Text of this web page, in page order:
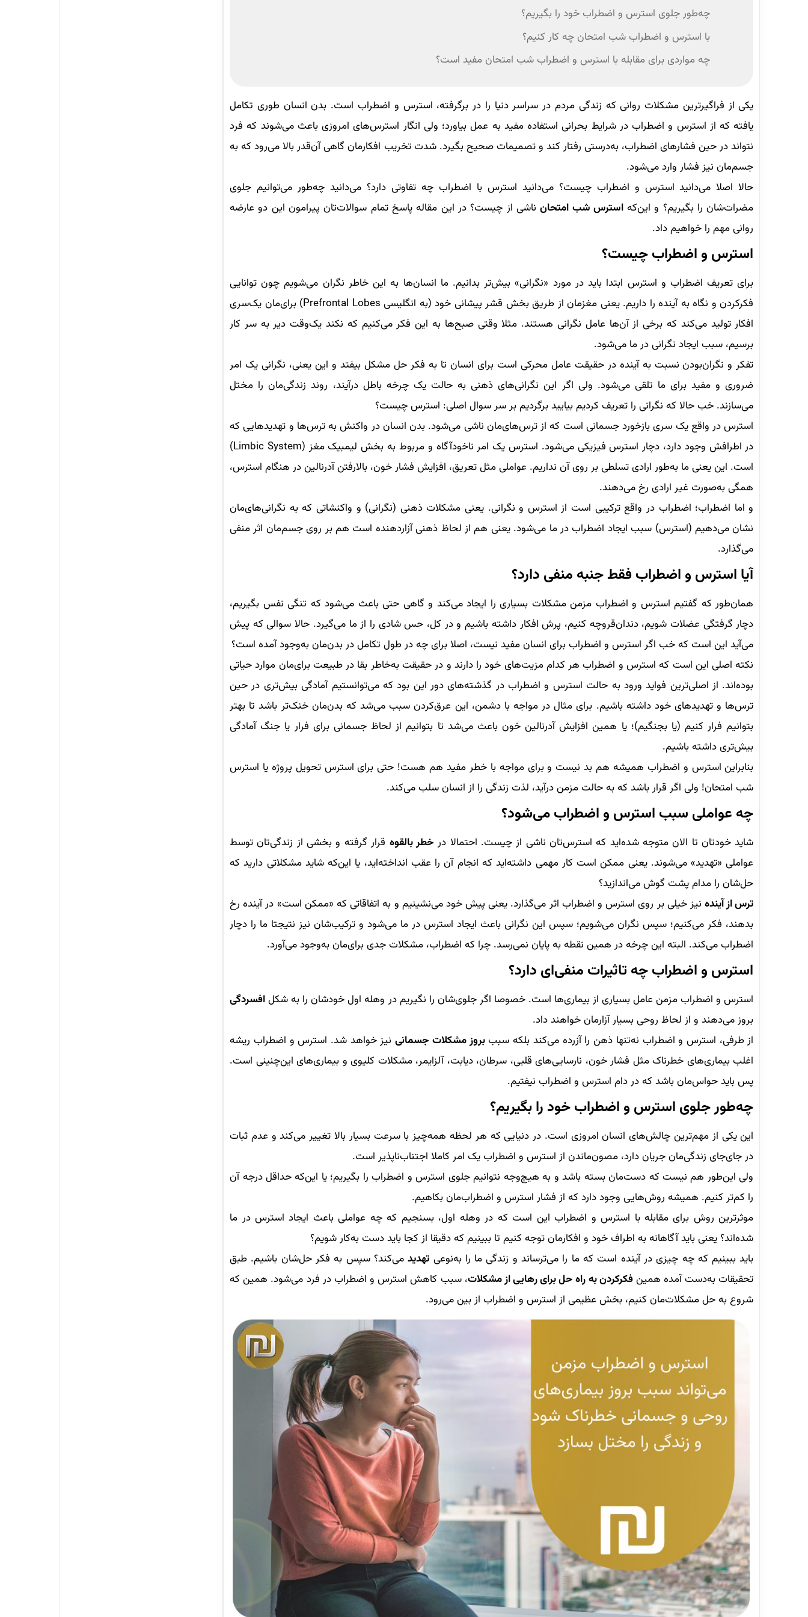
چه‌طور جلوی استرس و اضطراب خود را بگیریم؟
با استرس و اضطراب شب امتحان چه کار کنیم؟
چه مواردی برای مقابله با استرس و اضطراب شب امتحان مفید است؟
یکی از فراگیرترین مشکلات روانی که زندگی مردم در سراسر دنیا را در برگرفته، استرس و اضطراب است. بدن انسان طوری تکامل
یافته که از استرس و اضطراب در شرایط بحرانی استفاده مفید به عمل بیاورد؛ ولی انگار استرس‌های امروزی باعث می‌شوند که فرد
نتواند در حین فشارهای اضطراب، به‌درستی رفتار کند و تصمیمات صحیح بگیرد. شدت تخریب افکارمان گاهی آن‌قدر بالا می‌رود که به
جسم‌مان نیز فشار وارد می‌شود.
حالا اصلا می‌دانید استرس و اضطراب چیست؟ می‌دانید استرس با اضطراب چه تفاوتی دارد؟ می‌دانید چه‌طور می‌توانیم جلوی
مضرات‌شان را بگیریم؟ و این‌کهاسترس شب امتحانناشی از چیست؟ در این مقاله پاسخ تمام سوالات‌تان پیرامون این دو عارضه
روانی مهم را خواهیم داد.
استرس و اضطراب چیست؟
برای تعریف اضطراب و استرس ابتدا باید در مورد «نگرانی» بیش‌تر بدانیم. ما انسان‌ها به این خاطر نگران می‌شویم چون توانایی
فکرکردن و نگاه به آینده را داریم. یعنی مغزمان از طریق بخش قشر پیشانی خود (به انگلیسی Prefrontal Lobes) برای‌مان یک‌سری
افکار تولید می‌کند که برخی از آن‌ها عامل نگرانی هستند. مثلا وقتی صبح‌ها به این فکر می‌کنیم که نکند یک‌وقت دیر به سر کار
برسیم، سبب ایجاد نگرانی در ما می‌شود.
تفکر و نگران‌بودن نسبت به آینده در حقیقت عامل محرکی است برای انسان تا به فکر حل مشکل بیفتد و این یعنی، نگرانی یک امر
ضروری و مفید برای ما تلقی می‌شود. ولی اگر این نگرانی‌های ذهنی به حالت یک چرخه باطل درآیند، روند زندگی‌مان را مختل
می‌سازند. خب حالا که نگرانی را تعریف کردیم بیایید برگردیم بر سر سوال اصلی: استرس چیست؟
استرس در واقع یک سری بازخورد جسمانی است که از ترس‌های‌مان ناشی می‌شود. بدن انسان در واکنش به ترس‌ها و تهدیدهایی که
در اطرافش وجود دارد، دچار استرس فیزیکی می‌شود. استرس یک امر ناخودآگاه و مربوط به بخش لیمبیک مغز (Limbic System)
است. این یعنی ما به‌طور ارادی تسلطی بر روی آن نداریم. عواملی مثل تعریق، افزایش فشار خون، بالارفتن آدرنالین در هنگام استرس،
همگی به‌صورت غیر ارادی رخ می‌دهند.
و اما اضطراب؛ اضطراب در واقع ترکیبی است از استرس و نگرانی. یعنی مشکلات ذهنی (نگرانی) و واکنشاتی که به نگرانی‌های‌مان
نشان می‌دهیم (استرس) سبب ایجاد اضطراب در ما می‌شود. یعنی هم از لحاظ ذهنی آزاردهنده است هم بر روی جسم‌مان اثر منفی
می‌گذارد.
آیا استرس و اضطراب فقط جنبه منفی دارد؟
همان‌طور که گفتیم استرس و اضطراب مزمن مشکلات بسیاری را ایجاد می‌کند و گاهی حتی باعث می‌شود که تنگی نفس بگیریم،
دچار گرفتگی عضلات شویم، دندان‌قروچه کنیم، پرش افکار داشته باشیم و در کل، حس شادی را از ما می‌گیرد. حالا سوالی که پیش
می‌آید این است که خب اگر استرس و اضطراب برای‌ انسان مفید نیست، اصلا برای چه در طول تکامل در بدن‌مان به‌وجود آمده است؟
نکته اصلی این است که استرس و اضطراب هر کدام مزیت‌های خود را دارند و در حقیقت به‌خاطر بقا در طبیعت برای‌مان موارد حیاتی
بوده‌اند. از اصلی‌ترین فواید ورود به حالت استرس و اضطراب در گذشته‌های دور این بود که می‌توانستیم آمادگی بیش‌تری در حین
ترس‌ها و تهدیدهای خود داشته باشیم. برای مثال در مواجه با دشمن، این عرق‌کردن سبب می‌شد که بدن‌مان خنک‌تر باشد تا بهتر
بتوانیم فرار کنیم (یا بجنگیم)؛ یا همین افزایش آدرنالین خون باعث می‌شد تا بتوانیم از لحاظ جسمانی برای فرار یا جنگ آمادگی
بیش‌تری داشته باشیم.
بنابراین استرس و اضطراب همیشه هم بد نیست و برای مواجه با خطر مفید هم هست! حتی برای استرس تحویل پروژه یا استرس
شب امتحان! ولی اگر قرار باشد که به حالت مزمن درآید، لذت زندگی را از انسان سلب می‌کند.
چه عواملی سبب استرس و اضطراب می‌شود؟
شاید خودتان تا الان متوجه شده‌اید که استرس‌تان ناشی از چیست. احتمالا در خطر بالقوه قرار گرفته و بخشی از زندگی‌تان توسط
عواملی «تهدید» می‌شوند. یعنی ممکن است کار مهمی داشته‌اید که انجام آن را عقب انداخته‌اید، یا این‌که شاید مشکلاتی دارید که
حل‌شان را مدام پشت گوش می‌اندازید؟
ترس از آیندهنیز خیلی بر روی استرس و اضطراب اثر می‌گذارد. یعنی پیش خود می‌نشینیم و به اتفاقاتی که «ممکن است» در آینده رخ
بدهند، فکر می‌کنیم؛ سپس نگران می‌شویم؛ سپس این نگرانی باعث ایجاد استرس در ما می‌شود و ترکیب‌شان نیز نتیجتا ما را دچار
اضطراب می‌کند. البته این چرخه در همین نقطه به پایان نمی‌رسد. چرا که اضطراب، مشکلات جدی برای‌مان به‌وجود می‌آورد.
استرس و اضطراب چه تاثیرات منفی‌ای دارد؟
استرس و اضطراب مزمن عامل بسیاری از بیماری‌ها است. خصوصا اگر جلوی‌شان را نگیریم در وهله اول خودشان را به شکلافسردگی
بروز می‌دهند و از لحاظ روحی بسیار آزارمان خواهند داد.
از طرفی، استرس و اضطراب نه‌تنها ذهن را آزرده می‌کند بلکه سبببروز مشکلات جسمانینیز خواهد شد. استرس و اضطراب ریشه
اغلب بیماری‌های خطرناک مثل فشار خون، نارسایی‌های قلبی، سرطان، دیابت، آلزایمر، مشکلات کلیوی و بیماری‌های این‌چنینی است.
پس باید حواس‌مان باشد که در دام استرس و اضطراب نیفتیم.
چه‌طور جلوی استرس و اضطراب خود را بگیریم؟
این یکی از مهم‌ترین چالش‌های انسان امروزی است. در دنیایی که هر لحظه همه‌چیز با سرعت بسیار بالا تغییر می‌کند و عدم ثبات
در جای‌جای زندگی‌مان جریان دارد، مصون‌ماندن از استرس و اضطراب یک امر کاملا اجتناب‌ناپذیر است.
ولی این‌طور هم نیست که دست‌مان بسته باشد و به هیچ‌وجه نتوانیم جلوی استرس و اضطراب را بگیریم؛ یا این‌که حداقل درجه آن
را کم‌تر کنیم. همیشه روش‌هایی وجود دارد که از فشار استرس و اضطراب‌مان بکاهیم.
موثرترین روش برای مقابله با استرس و اضطراب این است که در وهله اول، بسنجیم که چه عواملی باعث ایجاد استرس در ما
شده‌اند؟ یعنی باید آگاهانه به اطراف خود و افکارمان توجه کنیم تا ببینیم که دقیقا از کجا باید دست به‌کار شویم؟
باید ببینیم که چه چیزی در آینده است که ما را می‌ترساند و زندگی ما را به‌نوعی تهدیدمی‌کند؟ سپس به فکر حل‌شان باشیم. طبق
تحقیقات به‌دست آمده همینفکرکردن به راه‌ حل برای رهایی از مشکلات، سبب کاهش استرس و اضطراب در فرد می‌شود. همین که
شروع به حل مشکلات‌مان کنیم، بخش عظیمی از استرس و اضطراب از بین می‌رود.